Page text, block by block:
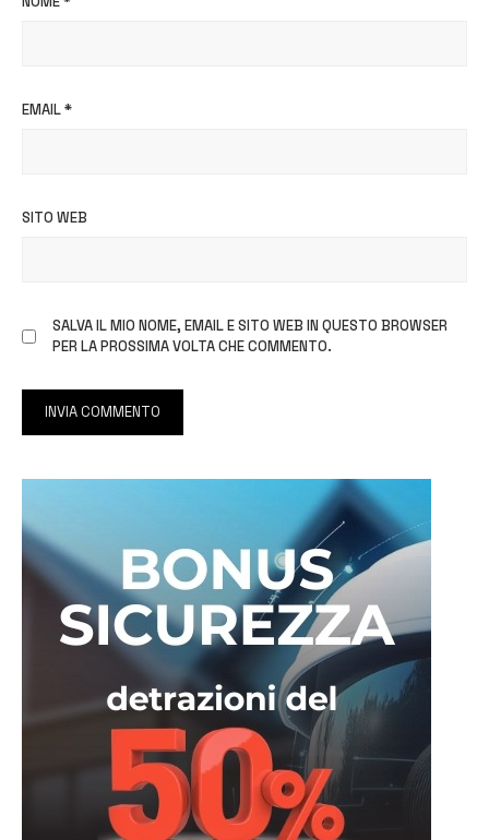
EMAIL*
SITO WEB
SALVA IL MIO NOME, EMAIL E SITO WEB IN QUESTO BROWSER
PER LA PROSSIMA VOLTA CHE COMMENTO.